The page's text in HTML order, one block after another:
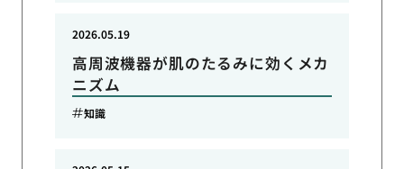
高周波機器が肌のたるみに効くメカ
ニズム
2026.05.19
知識